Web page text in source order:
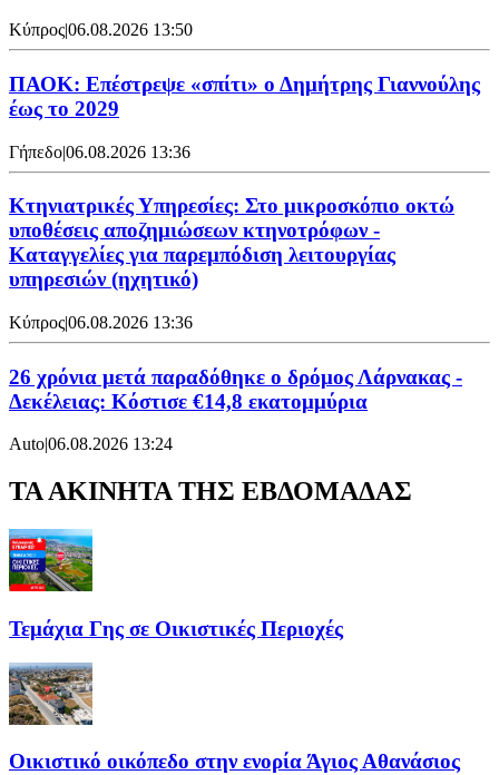
Κύπρος|06.08.2026 13:50
ΠΑΟΚ: Επέστρεψε «σπίτι» ο Δημήτρης Γιαννούλης
έως το 2029
Γήπεδο|06.08.2026 13:36
Κτηνιατρικές Υπηρεσίες: Στο μικροσκόπιο οκτώ
υποθέσεις αποζημιώσεων κτηνοτρόφων -
Καταγγελίες για παρεμπόδιση λειτουργίας
υπηρεσιών (ηχητικό)
Κύπρος|06.08.2026 13:36
26 χρόνια μετά παραδόθηκε ο δρόμος Λάρνακας -
Δεκέλειας: Κόστισε €14,8 εκατομμύρια
Auto|06.08.2026 13:24
ΤΑ ΑΚΙΝΗΤΑ ΤΗΣ ΕΒΔΟΜΑΔΑΣ
Τεμάχια Γης σε Οικιστικές Περιοχές
Οικιστικό οικόπεδο στην ενορία Άγιος Αθανάσιος